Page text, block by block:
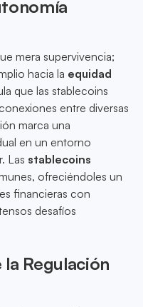
mera supervivencia;
hacia la equidad
que las stablecoins
entre diversas
marca una
en un entorno
Las stablecoins
ofreciéndoles un
financieras con
desafíos
Regulación